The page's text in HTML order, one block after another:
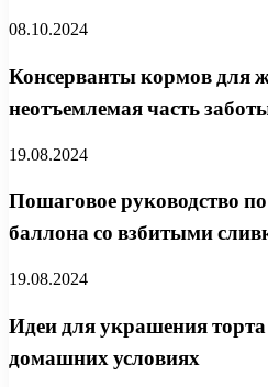
08.10.2024
Консерванты кормов для
неотъемлемая часть
19.08.2024
Пошаговое руководство
баллона со взбитыми
19.08.2024
Идеи для украшения
домашних условиях